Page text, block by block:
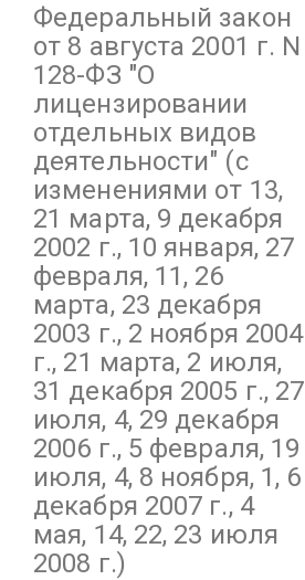
Федеральный закон
от 8 августа 2001 г. N
128-ФЗ "О
лицензировании
отдельных видов
деятельности" (с
изменениями от 13,
21 марта, 9 декабря
2002 г., 10 января, 27
февраля, 11, 26
марта, 23 декабря
2003 г., 2 ноября 2004
г., 21 марта, 2 июля,
31 декабря 2005 г., 27
июля, 4, 29 декабря
2006 г., 5 февраля, 19
июля, 4, 8 ноября, 1, 6
декабря 2007 г., 4
мая, 14, 22, 23 июля
2008 г.)